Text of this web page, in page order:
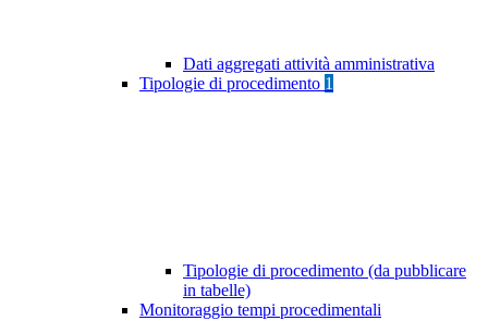
Dati aggregati attività amministrativa
Tipologie di procedimento 1
Tipologie di procedimento (da pubblicare
in tabelle)
Monitoraggio tempi procedimentali